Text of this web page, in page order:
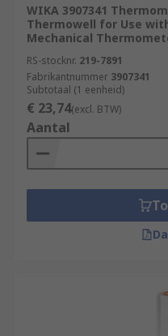
WIKA 3907341
Thermowell for Use
Mechanical
RS-stocknr. 219-7891
Fabrikantnummer 3907341
Subtotaal (1 eenheid)
€ 23,74(excl. BTW)
Aantal